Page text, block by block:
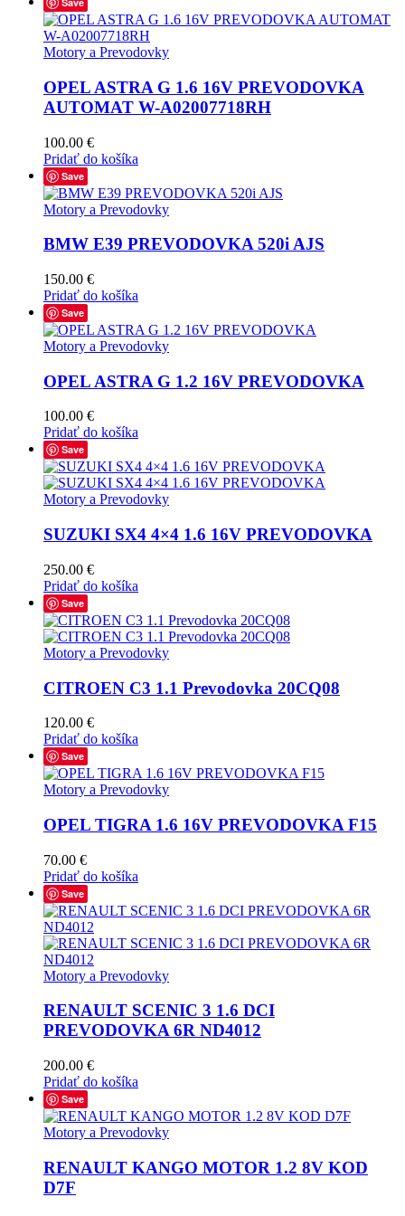
Motory a Prevodovky
OPEL ASTRA G 1.6 16V PREVODOVKA
AUTOMAT W-A02007718RH
100.00 €
Pridať do košíka
Save
Motory a Prevodovky
BMW E39 PREVODOVKA 520i AJS
150.00 €
Pridať do košíka
Save
Motory a Prevodovky
OPEL ASTRA G 1.2 16V PREVODOVKA
100.00 €
Pridať do košíka
Save
Motory a Prevodovky
SUZUKI SX4 4×4 1.6 16V PREVODOVKA
250.00 €
Pridať do košíka
Save
Motory a Prevodovky
CITROEN C3 1.1 Prevodovka 20CQ08
120.00 €
Pridať do košíka
Save
Motory a Prevodovky
OPEL TIGRA 1.6 16V PREVODOVKA F15
70.00 €
Pridať do košíka
Save
Motory a Prevodovky
RENAULT SCENIC 3 1.6 DCI
PREVODOVKA 6R ND4012
200.00 €
Pridať do košíka
Save
Motory a Prevodovky
RENAULT KANGO MOTOR 1.2 8V KOD
D7F